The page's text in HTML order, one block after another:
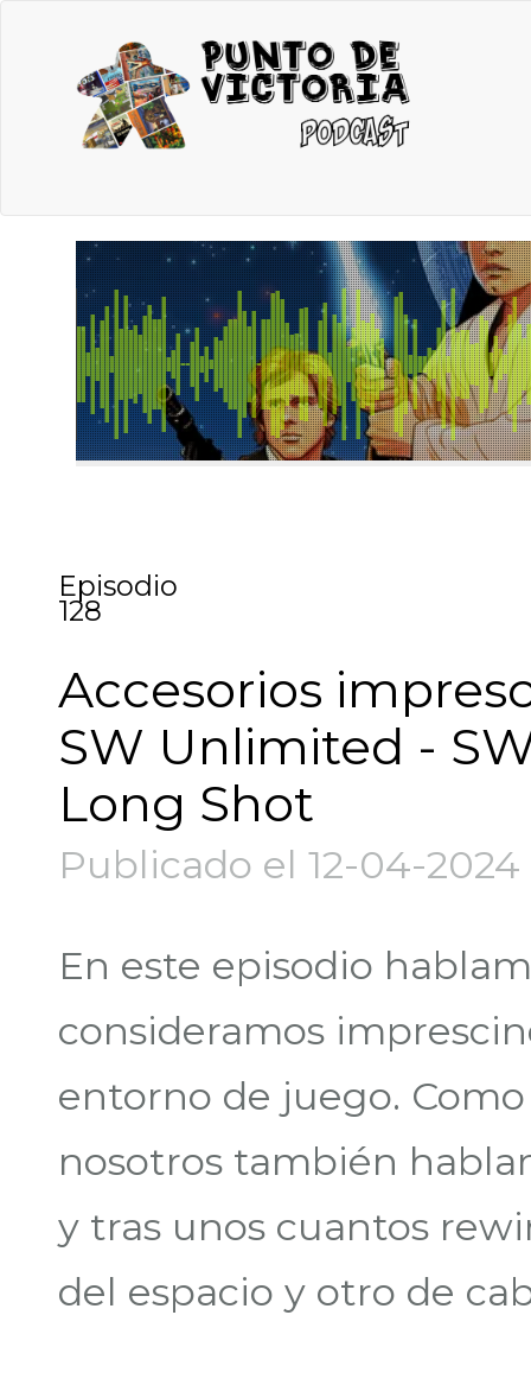
Episodio
128
Accesorios
SW Unlimited -
Long Shot
Publicado el 12-04-2024
En este episodio
consideramos
entorno de juego.
nosotros también
y tras unos cuantos
del espacio y otro de